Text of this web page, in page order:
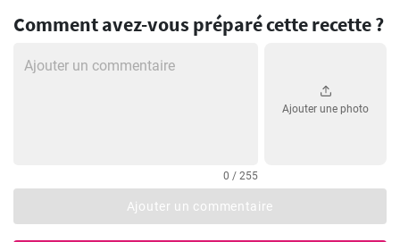
Comment avez-vous préparé cette recette ?
0 / 255
Ajouter une photo
Ajouter un commentaire